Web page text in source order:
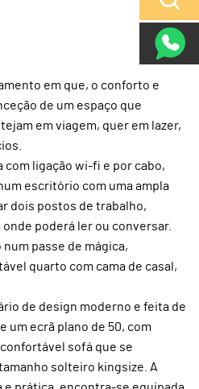
em que, o conforto e
de um espaço que
em viagem, quer em lazer,
ligação wi-fi e por cabo,
escritório com uma ampla
dois postos de trabalho,
poderá ler ou conversar.
passe de mágica,
quarto com cama de casal,
de design moderno e feita de
um ecrã plano de 50, com
confortável sofá que se
solteiro kingsize. A